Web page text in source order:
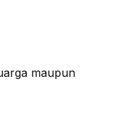
maupun